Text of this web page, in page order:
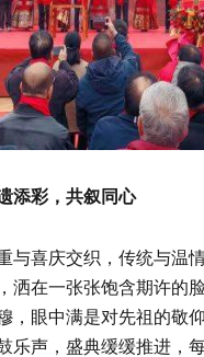
添彩，共叙同心
与喜庆交织，传统与温
洒在一张张饱含期许的
，眼中满是对先祖的敬
乐声，盛典缓缓推进，